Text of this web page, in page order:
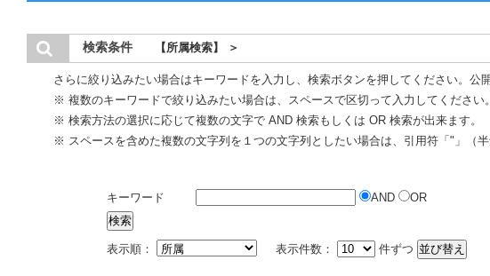
検索条件 【所属検索】 ＞
さらに絞り込みたい場合はキーワードを入力し、検索ボタンを押してください。公
※ 複数のキーワードで絞り込みたい場合は、スペースで区切って入力してください。
※ 検索方法の選択に応じて複数の文字で AND 検索もしくは OR 検索が出来ます。
※ スペースを含めた複数の文字列を１つの文字列としたい場合は、引用符「"」（半
キーワード AND OR
表示順： 表示件数： 件ずつ